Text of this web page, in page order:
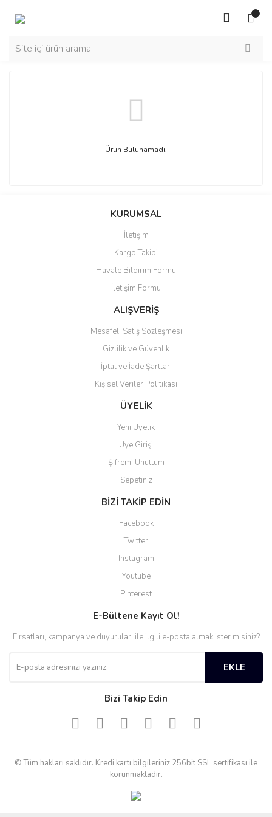
Ürün Bulunamadı.
KURUMSAL
İletişim
Kargo Takibi
Havale Bildirim Formu
İletişim Formu
ALIŞVERİŞ
Mesafeli Satış Sözleşmesi
Gizlilik ve Güvenlik
İptal ve İade Şartları
Kişisel Veriler Politikası
ÜYELİK
Yeni Üyelik
Üye Girişi
Şifremi Unuttum
Sepetiniz
BİZİ TAKİP EDİN
Facebook
Twitter
Instagram
Youtube
Pinterest
E-Bültene Kayıt Ol!
Fırsatları, kampanya ve duyuruları ile ilgili e-posta almak ister misiniz?
EKLE
Bizi Takip Edin
© Tüm hakları saklıdır. Kredi kartı bilgileriniz 256bit SSL sertifikası ile
korunmaktadır.